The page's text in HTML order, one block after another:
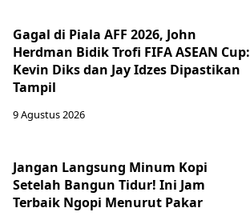
Gagal di Piala AFF 2026, John
Herdman Bidik Trofi FIFA ASEAN Cup:
Kevin Diks dan Jay Idzes Dipastikan
Tampil
9 Agustus 2026
Jangan Langsung Minum Kopi
Setelah Bangun Tidur! Ini Jam
Terbaik Ngopi Menurut Pakar